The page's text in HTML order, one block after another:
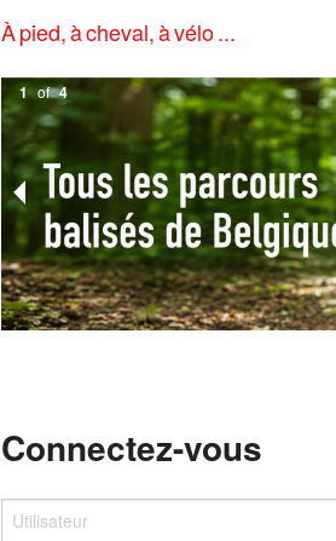
À pied, à cheval, à vélo ...
1 of 4
Connectez-vous